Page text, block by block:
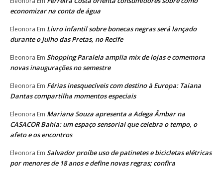
economizar na conta de água
Eleonora Em Livro infantil sobre bonecas negras será lançado
durante o Julho das Pretas, no Recife
Eleonora Em Shopping Paralela amplia mix de lojas e comemora
novas inaugurações no semestre
Eleonora Em Férias inesquecíveis com destino à Europa: Taiana
Dantas compartilha momentos especiais
Eleonora Em Mariana Souza apresenta a Adega Âmbar na
CASACOR Bahia: um espaço sensorial que celebra o tempo, o
afeto e os encontros
Eleonora Em Salvador proíbe uso de patinetes e bicicletas elétricas
por menores de 18 anos e define novas regras; confira